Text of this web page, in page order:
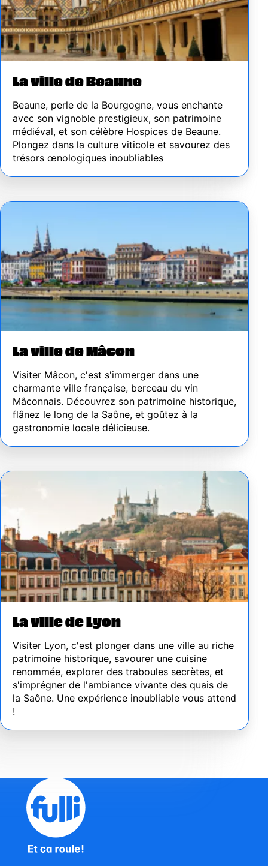
La ville de Beaune
Beaune, perle de la Bourgogne, vous enchante
avec son vignoble prestigieux, son patrimoine
médiéval, et son célèbre Hospices de Beaune.
Plongez dans la culture viticole et savourez des
trésors œnologiques inoubliables
Image
La ville de Mâcon
Visiter Mâcon, c'est s'immerger dans une
charmante ville française, berceau du vin
Mâconnais. Découvrez son patrimoine historique,
flânez le long de la Saône, et goûtez à la
gastronomie locale délicieuse.
Image
La ville de Lyon
Visiter Lyon, c'est plonger dans une ville au riche
patrimoine historique, savourer une cuisine
renommée, explorer des traboules secrètes, et
s'imprégner de l'ambiance vivante des quais de
la Saône. Une expérience inoubliable vous attend
!